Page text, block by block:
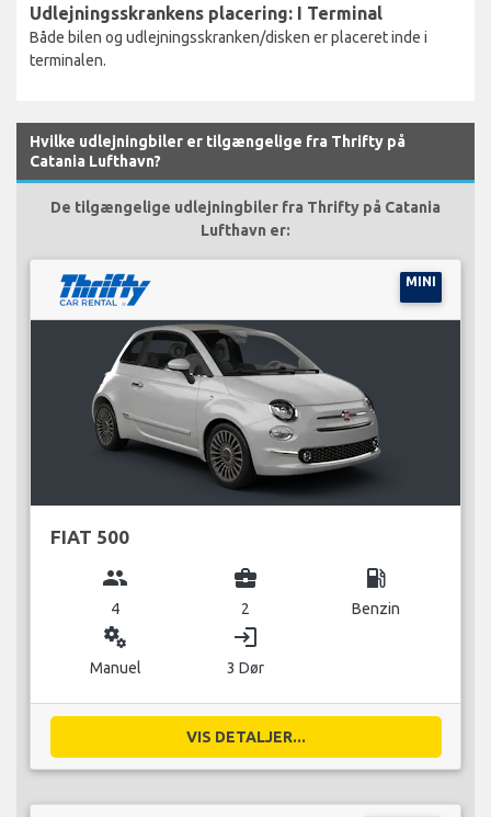
Udlejningsskrankens placering: I Terminal
Både bilen og udlejningsskranken/disken er placeret inde i
terminalen.
Hvilke udlejningbiler er tilgængelige fra Thrifty på
Catania Lufthavn?
De tilgængelige udlejningbiler fra Thrifty på Catania
Lufthavn er:
MINI
FIAT 500
group
4
business_center
2
local_gas_station
Benzin
miscellaneous_services
Manuel
login
3 Dør
VIS DETALJER...